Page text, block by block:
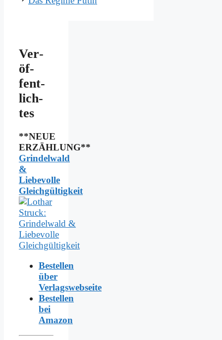
Ver­
öf­
fent­
lich­
tes
**NEUE
ERZÄHLUNG**
Grindelwald
&
Liebevolle
Gleichgültigkeit
Bestellen
über
Verlagswebseite
Bestellen
bei
Amazon